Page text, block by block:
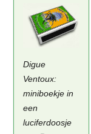
Digue
Ventoux:
miniboekje in
een
luciferdoosje